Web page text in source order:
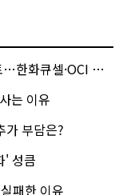
셀·OCI 영향은?
는 이유
부담은?
' 성큼
패한 이유